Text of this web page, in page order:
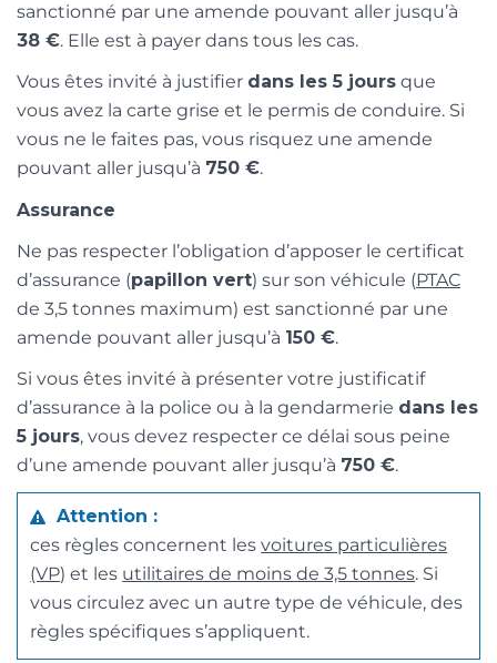
sanctionné par une amende pouvant aller jusqu’à
38 €. Elle est à payer dans tous les cas.
Vous êtes invité à justifier dans les 5 jours que
vous avez la carte grise et le permis de conduire. Si
vous ne le faites pas, vous risquez une amende
pouvant aller jusqu’à 750 €.
Assurance
Ne pas respecter l’obligation d’apposer le certificat
d’assurance (papillon vert) sur son véhicule (PTAC
de 3,5 tonnes maximum) est sanctionné par une
amende pouvant aller jusqu’à 150 €.
Si vous êtes invité à présenter votre justificatif
d’assurance à la police ou à la gendarmerie dans les
5 jours, vous devez respecter ce délai sous peine
d’une amende pouvant aller jusqu’à 750 €.
Attention :
ces règles concernent lesvoitures particulières
(VP) et les utilitaires de moins de 3,5 tonnes. Si
vous circulez avec un autre type de véhicule, des
règles spécifiques s’appliquent.